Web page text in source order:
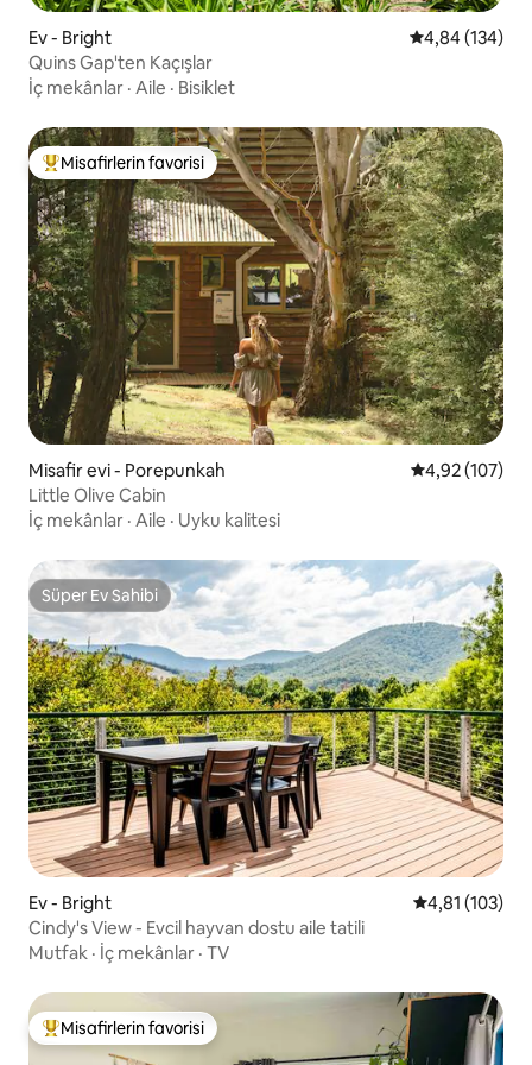
Ev - Bright 5 üzerinden
4,84 (134)
Quins Gap'ten Kaçışlar
İç mekânlar · Aile · Bisiklet
Misafirlerin favorilerinden en beğenilenler arasında
Misafirlerin favorisi
Misafir evi - Porepunkah 5 üzerinden
4,92 (107)
Little Olive Cabin
İç mekânlar · Aile · Uyku kalitesi
Süper Ev Sahibi
Süper Ev Sahibi
Ev - Bright 5 üzerinden
4,81 (103)
Cindy's View - Evcil hayvan dostu aile tatili
Mutfak · İç mekânlar · TV
Misafirlerin favorilerinden en beğenilenler arasında
Misafirlerin favorisi